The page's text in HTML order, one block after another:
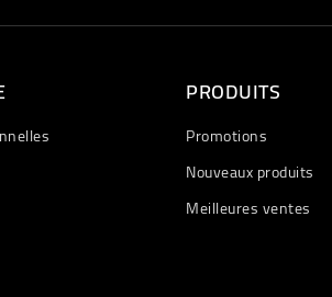
PRODUITS
Promotions
Nouveaux produits
Meilleures ventes